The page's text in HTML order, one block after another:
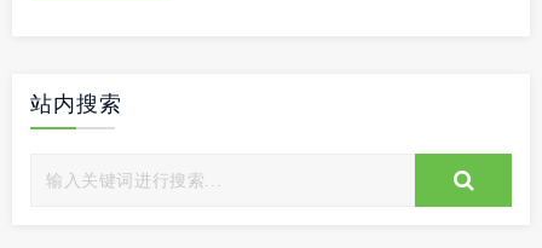
站内搜索